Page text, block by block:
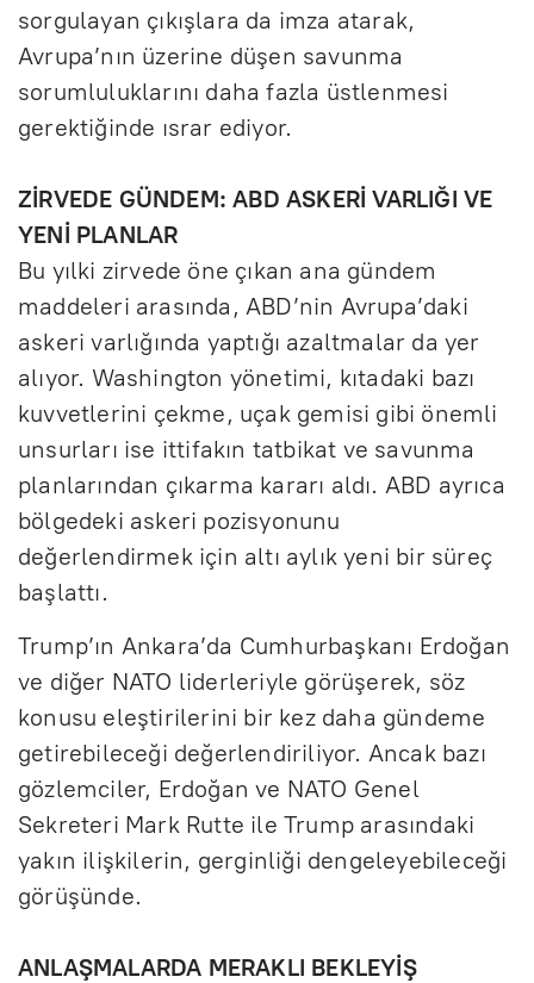
sorgulayan çıkışlara da imza atarak,
Avrupa’nın üzerine düşen savunma
sorumluluklarını daha fazla üstlenmesi
gerektiğinde ısrar ediyor.
ZİRVEDE GÜNDEM: ABD ASKERİ VARLIĞI VE
YENİ PLANLAR
Bu yılki zirvede öne çıkan ana gündem
maddeleri arasında, ABD’nin Avrupa’daki
askeri varlığında yaptığı azaltmalar da yer
alıyor. Washington yönetimi, kıtadaki bazı
kuvvetlerini çekme, uçak gemisi gibi önemli
unsurları ise ittifakın tatbikat ve savunma
planlarından çıkarma kararı aldı. ABD ayrıca
bölgedeki askeri pozisyonunu
değerlendirmek için altı aylık yeni bir süreç
başlattı.
Trump’ın Ankara’da Cumhurbaşkanı Erdoğan
ve diğer NATO liderleriyle görüşerek, söz
konusu eleştirilerini bir kez daha gündeme
getirebileceği değerlendiriliyor. Ancak bazı
gözlemciler, Erdoğan ve NATO Genel
Sekreteri Mark Rutte ile Trump arasındaki
yakın ilişkilerin, gerginliği dengeleyebileceği
görüşünde.
ANLAŞMALARDA MERAKLI BEKLEYİŞ